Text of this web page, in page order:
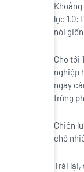
lực 1.0:
nói
Cho tới
nghiệp
ngày
trừng
Chiến
chở
Trái lại,